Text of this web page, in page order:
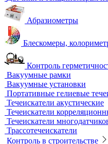
Толщиномеры
Контроль качества
Адгезиметры
Образцы для
Трибометры
Контроль чистоты
Оборудование для
Датчики к толщиномерам
Абразиометры